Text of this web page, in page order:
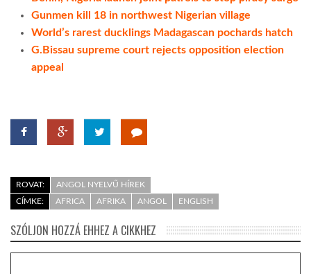
Gunmen kill 18 in northwest Nigerian village
World’s rarest ducklings Madagascan pochards hatch
G.Bissau supreme court rejects opposition election
appeal
ROVAT:
ANGOL NYELVŰ HÍREK
CÍMKE:
AFRICA AFRIKA ANGOL ENGLISH
SZÓLJON HOZZÁ EHHEZ A CIKKHEZ